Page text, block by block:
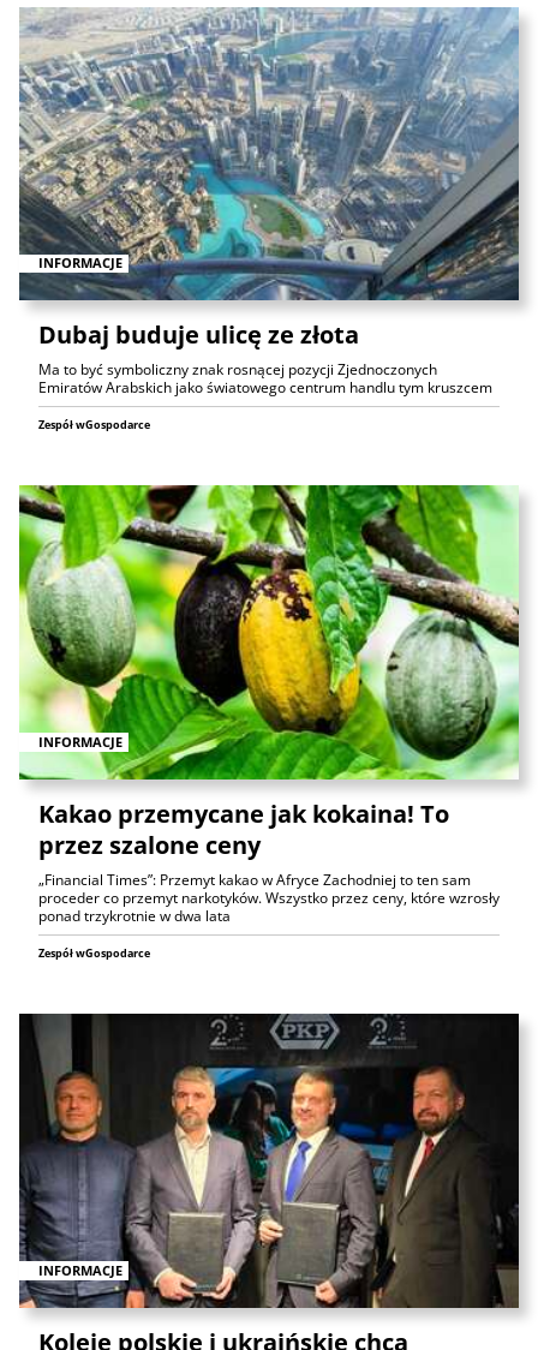
INFORMACJE
Dubaj buduje ulicę ze złota
Ma to być symboliczny znak rosnącej pozycji Zjednoczonych
Emiratów Arabskich jako światowego centrum handlu tym kruszcem
Zespół wGospodarce
INFORMACJE
Kakao przemycane jak kokaina! To
przez szalone ceny
„Financial Times”: Przemyt kakao w Afryce Zachodniej to ten sam
proceder co przemyt narkotyków. Wszystko przez ceny, które wzrosły
ponad trzykrotnie w dwa lata
Zespół wGospodarce
INFORMACJE
Koleje polskie i ukraińskie chcą